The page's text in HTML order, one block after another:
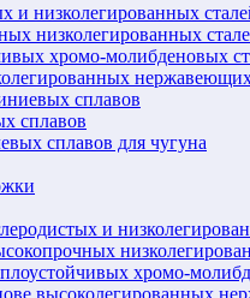
и низколегированных
низколегированных
хромо-молибденовых
сплавов
сплавов
сплавов для чугуна
и
хромо-